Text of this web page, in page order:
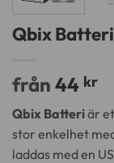
Qbix
från 44 kr
Qbix Batteriär
stor enkelhet
laddas med en